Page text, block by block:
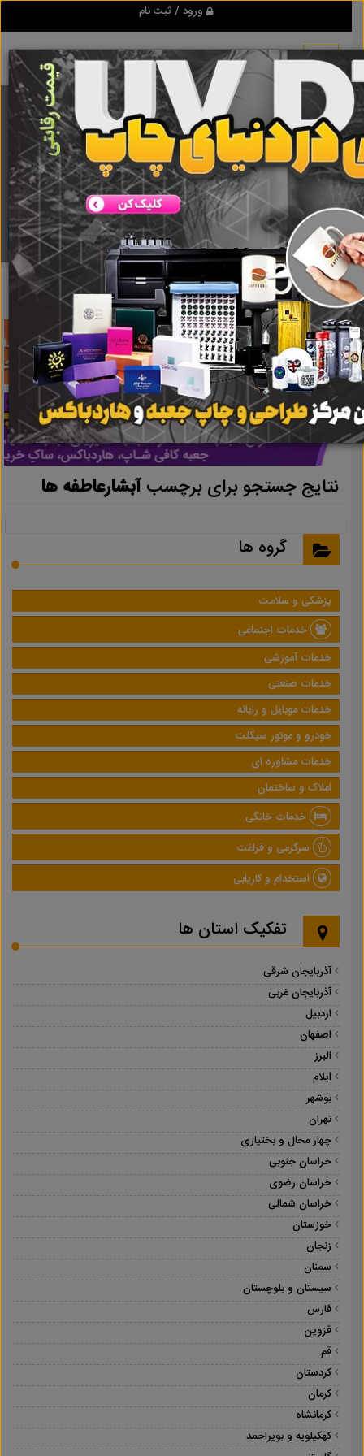
ورود / ثبت نام
برنامه اندروید تبلیغ شو
مرجع نیازمندیها و تبلیغات اینترنتی
دانلود
تبلیغ شو آبشارعاطفه ها نتایج جستجو برای برچسبآبشارعاطفه ها
نتایج جستجو برای برچسبآبشارعاطفه ها
گروه ها
پزشکی و سلامت
خدمات اجتماعی
خدمات آموزشی
خدمات صنعتی
خدمات موبایل و رایانه
خودرو و موتور سیکلت
خدمات مشاوره ای
املاک و ساختمان
خدمات خانگی
سرگرمی و فراغت
استخدام و کاریابی
تفکیک استان ها
آذربایجان شرقی
آذربایجان غربی
اردبیل
اصفهان
البرز
ایلام
بوشهر
تهران
چهار محال و بختیاری
خراسان جنوبی
خراسان رضوی
خراسان شمالی
خوزستان
زنجان
سمنان
سیستان و بلوچستان
فارس
قزوین
قم
کردستان
کرمان
کرمانشاه
کهکیلویه و بویراحمد